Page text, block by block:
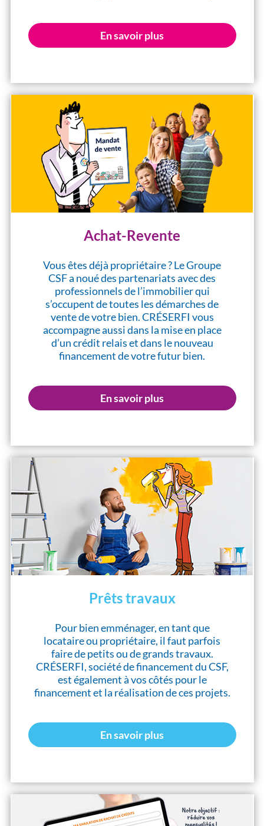
En savoir plus
Achat-Revente
Vous êtes déjà propriétaire ? Le Groupe
CSF a noué des partenariats avec des
professionnels de l’immobilier qui
s’occupent de toutes les démarches de
vente de votre bien. CRÉSERFI vous
accompagne aussi dans la mise en place
d’un crédit relais et dans le nouveau
financement de votre futur bien.
En savoir plus
Prêts travaux
Pour bien emménager, en tant que
locataire ou propriétaire, il faut parfois
faire de petits ou de grands travaux.
CRÉSERFI, société de financement du CSF,
est également à vos côtés pour le
financement et la réalisation de ces projets.
En savoir plus